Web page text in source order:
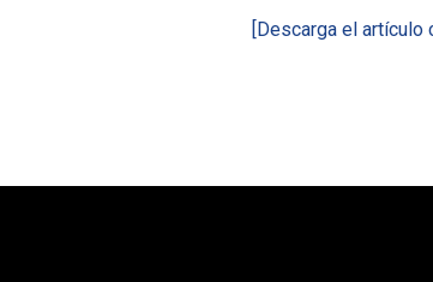
[Descarga el artículo